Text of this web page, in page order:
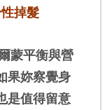
掉髮
蒙平衡與營
果妳察覺身
是值得留意